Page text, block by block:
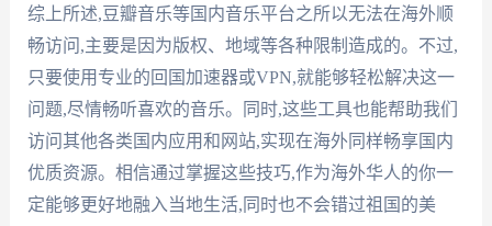
综上所述,豆瓣音乐等国内音乐平台之所以无法在海外顺
畅访问,主要是因为版权、地域等各种限制造成的。不过,
只要使用专业的回国加速器或VPN,就能够轻松解决这一
问题,尽情畅听喜欢的音乐。同时,这些工具也能帮助我们
访问其他各类国内应用和网站,实现在海外同样畅享国内
优质资源。相信通过掌握这些技巧,作为海外华人的你一
定能够更好地融入当地生活,同时也不会错过祖国的美